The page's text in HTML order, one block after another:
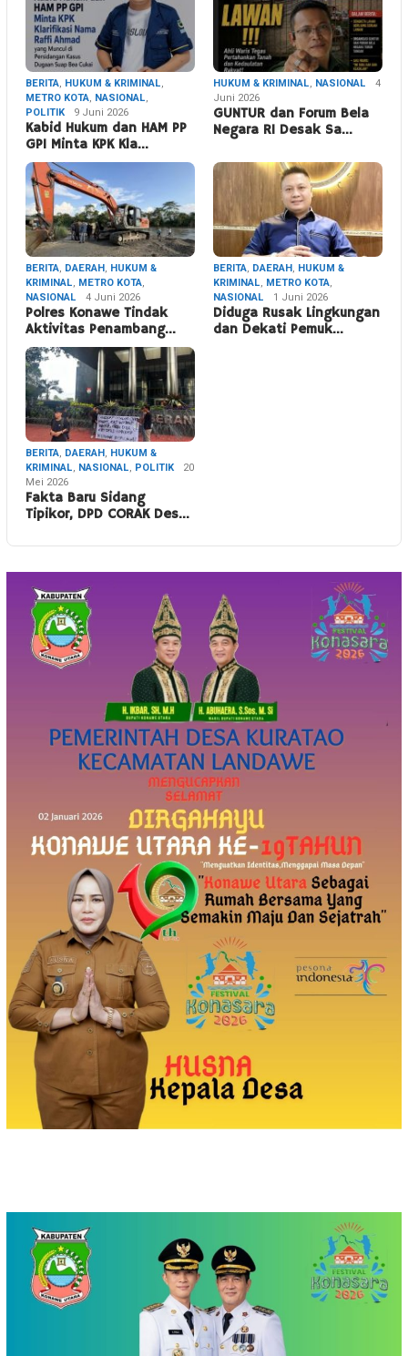
BERITA, HUKUM & KRIMINAL,
METRO KOTA, NASIONAL,
POLITIK
9 Juni 2026
Kabid Hukum dan HAM PP
GPI Minta KPK Kla…
HUKUM & KRIMINAL, NASIONAL
4
Juni 2026
GUNTUR dan Forum Bela
Negara RI Desak Sa…
BERITA, DAERAH, HUKUM &
KRIMINAL, METRO KOTA,
NASIONAL
4 Juni 2026
Polres Konawe Tindak
Aktivitas Penambang…
BERITA, DAERAH, HUKUM &
KRIMINAL, METRO KOTA,
NASIONAL
1 Juni 2026
Diduga Rusak Lingkungan
dan Dekati Pemuk…
BERITA, DAERAH, HUKUM &
KRIMINAL, NASIONAL, POLITIK
20
Mei 2026
Fakta Baru Sidang
Tipikor, DPD CORAK Des…